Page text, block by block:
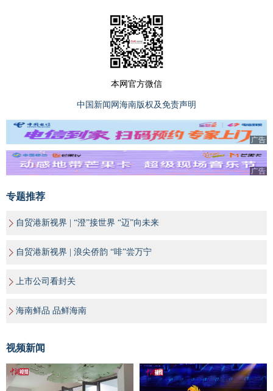
本网官方微信
中国新闻网海南版权及免责声明
广告
广告
专题推荐
自贸港新视界 | “澄”接世界 “迈”向未来
自贸港新视界 | 浪尖侨韵 “啡”尝万宁
上市公司看封关
海南鲜品 品鲜海南
视频新闻